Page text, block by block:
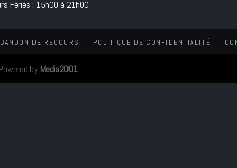
Fériés : 15h00 à 21h00
DE RECOURS POLITIQUE DE CONFIDENTIALITÉ
by Media2001